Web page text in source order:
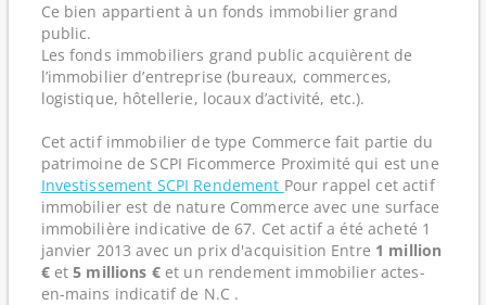
Ce bien appartient à un fonds immobilier grand
public.
Les fonds immobiliers grand public acquièrent de
l’immobilier d’entreprise (bureaux, commerces,
logistique, hôtellerie, locaux d’activité, etc.).
Cet actif immobilier de type Commerce fait partie du
patrimoine de SCPI Ficommerce Proximité qui est une
Investissement SCPI Rendement Pour rappel cet actif
immobilier est de nature Commerce avec une surface
immobilière indicative de 67. Cet actif a été acheté 1
janvier 2013 avec un prix d'acquisition Entre 1 million
€et5 millions €et un rendement immobilier actes-
en-mains indicatif de N.C .